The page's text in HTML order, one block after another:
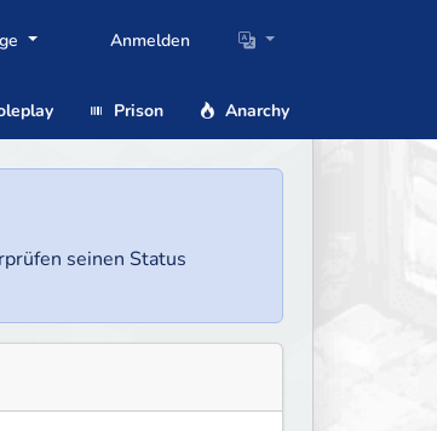
Anmelden
Prison Anarchy
seinen Status